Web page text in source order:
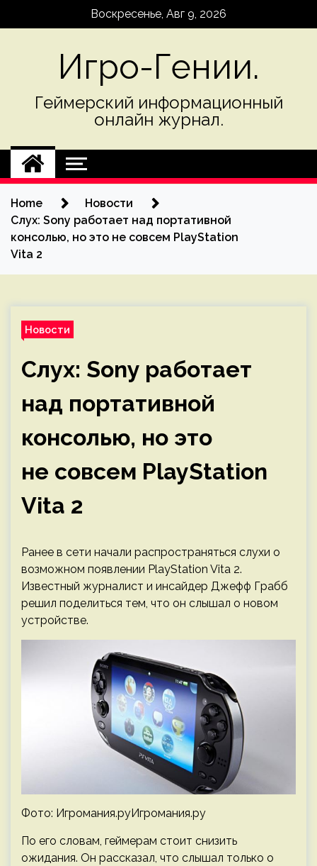
Воскресенье, Авг 9, 2026
Игро-Гении.
Геймерский информационный
онлайн журнал.
Home
Новости
Слух: Sony работает над портативной
консолью, но это не совсем PlayStation
Vita 2
Новости
Слух: Sony работает
над портативной
консолью, но это
не совсем PlayStation
Vita 2
Ранее в сети начали распространяться слухи о
возможном появлении PlayStation Vita 2.
Известный журналист и инсайдер Джефф Грабб
решил поделиться тем, что он слышал о новом
устройстве.
Фото: Игромания.руИгромания.ру
По его словам, геймерам стоит снизить
ожидания. Он рассказал, что слышал только о